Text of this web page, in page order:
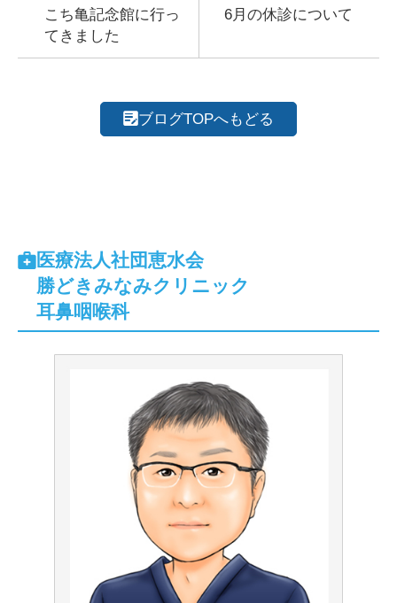
こち亀記念館に行っ
てきました
6月の休診について
ブログTOPへもどる
医療法人社団恵水会
勝どきみなみクリニック
耳鼻咽喉科